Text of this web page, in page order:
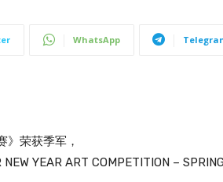
WhatsApp
》荣获季军，
YEAR ART COMPETITION –